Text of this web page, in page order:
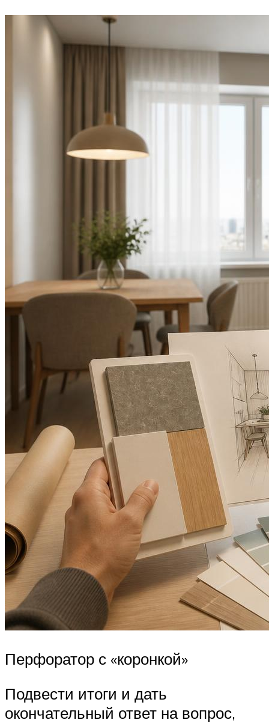
Перфоратор с «коронкой»
Подвести итоги и дать
окончательный ответ на вопрос,